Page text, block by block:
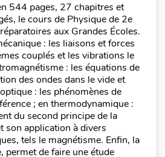
544 pages, 27 chapitres et
le cours de Physique de 2e
aux Grandes Écoles.
: les liaisons et forces
couplés et les vibrations le
: les équations de
des ondes dans le vide et
: les phénomènes de
; en thermodynamique :
du second principe de la
son application à divers
tels le magnétisme. Enfin, la
permet de faire une étude